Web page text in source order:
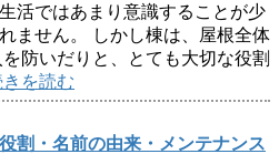
活ではあまり意識することが少
ません。 しかし棟は、屋根全体
防いだりと、とても大切な役割
きを読む
割・名前の由来・メンテナンス